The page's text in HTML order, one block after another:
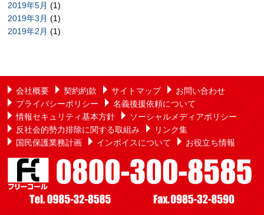
2019年5月 (1)
2019年3月 (1)
2019年2月 (1)
会社概要 契約約款 サイトマップ
お問い合わせ
プライバシーポリシー
名義後援依頼について
情報セキュリティ基本方針
ソーシャルメディアポリシー
反社会的勢力排除に関する取組み
リンク集
国民保護業務計画
インボイスについて お役立ち情報